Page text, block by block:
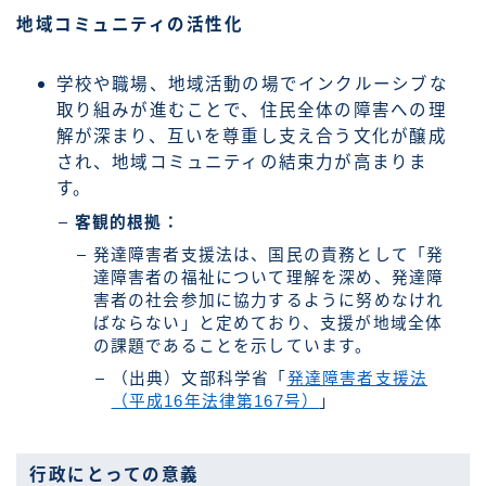
地域コミュニティの活性化
学校や職場、地域活動の場でインクルーシブな
取り組みが進むことで、住民全体の障害への理
解が深まり、互いを尊重し支え合う文化が醸成
され、地域コミュニティの結束力が高まりま
す。
客観的根拠：
発達障害者支援法は、国民の責務として「発
達障害者の福祉について理解を深め、発達障
害者の社会参加に協力するように努めなけれ
ばならない」と定めており、支援が地域全体
の課題であることを示しています。
（出典）文部科学省「 発達障害者支援法
（平成16年法律第167号）
」
行政にとっての意義